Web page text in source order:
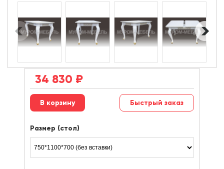
34 830 ₽
Быстрый заказ
Размер (стол)